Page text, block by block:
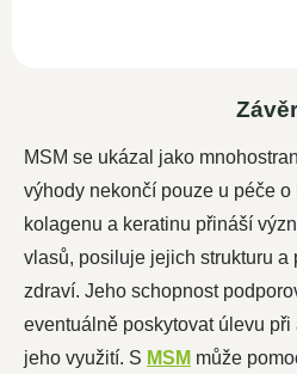
Závěr
MSM se ukázal jako
výhody nekončí pouze u péče
kolagenu a keratinu přináší
vlasů, posiluje jejich strukturu a
zdraví. Jeho schopnost
eventuálně poskytovat úlevu
jeho využití. S MSM může